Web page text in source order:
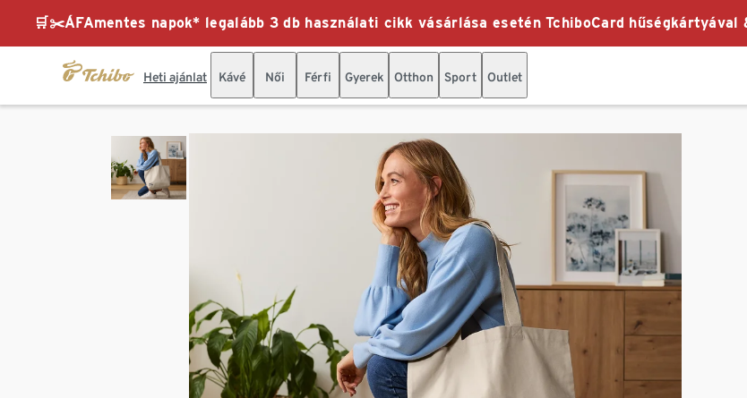
🛒✂️ÁFAmentes napok* legalább 3 db használati cikk vásárlása esetén TchiboCard
Heti ajánlat Kávé Női Férfi Gyerek Otthon Sport Outlet